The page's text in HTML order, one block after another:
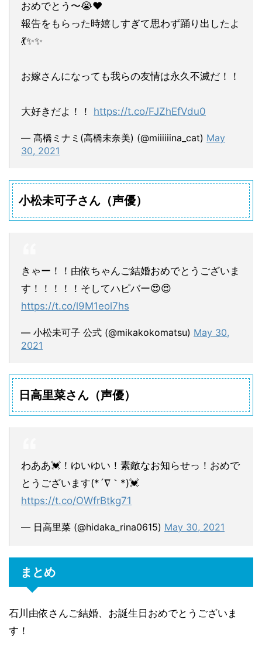
おめでとう〜😭❤
報告をもらった時嬉しすぎて思わず踊り出したよ
💃✨✨
お嫁さんになっても我らの友情は永久不滅だ！！
大好きだよ！！ https://t.co/FJZhEfVdu0
— 髙橋ミナミ(高橋未奈美) (@miiiiiina_cat) May
30, 2021
小松未可子さん（声優）
きゃー！！由依ちゃんご結婚おめでとうございま
す！！！！！そしてハピバー😍😍
https://t.co/l9M1eol7hs
— 小松未可子 公式 (@mikakokomatsu) May 30,
2021
日高里菜さん（声優）
わああ💓！ゆいゆい！素敵なお知らせっ！おめで
とうございます(*´∇｀*)💓
https://t.co/OWfrBtkg71
— 日高里菜 (@hidaka_rina0615) May 30, 2021
まとめ
石川由依さんご結婚、お誕生日おめでとうございま
す！